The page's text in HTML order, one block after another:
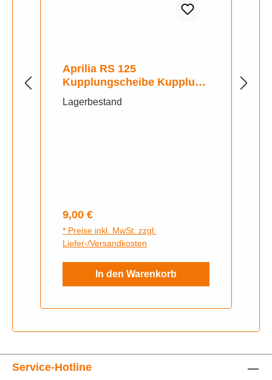
Aprilia RS 125
Kupplungscheibe Kupplung
Belaglammele
Lagerbestand
Regulärer Preis:
9,00 €
* Preise inkl. MwSt. zzgl.
Liefer-/Versandkosten
In den Warenkorb
Service-Hotline